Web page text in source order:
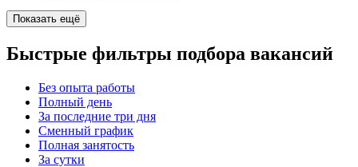
Показать ещё
Быстрые фильтры подбора вакансий
Без опыта работы
Полный день
За последние три дня
Сменный график
Полная занятость
За сутки